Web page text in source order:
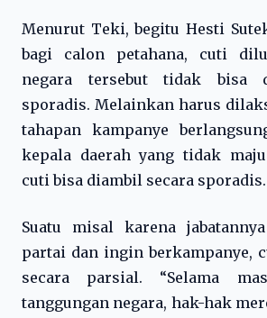
Menurut Teki, begitu Hesti
bagi calon petahana, cuti
negara tersebut tidak bisa
sporadis. Melainkan harus
tahapan kampanye
kepala daerah yang tidak
cuti bisa diambil secara sporadis.
Suatu misal karena
partai dan ingin berkampanye,
secara parsial. “Selama
tanggungan negara, hak-hak